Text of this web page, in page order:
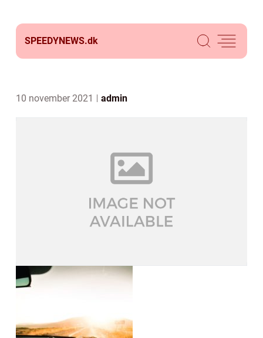
SPEEDYNEWS.dk
10 november 2021 admin